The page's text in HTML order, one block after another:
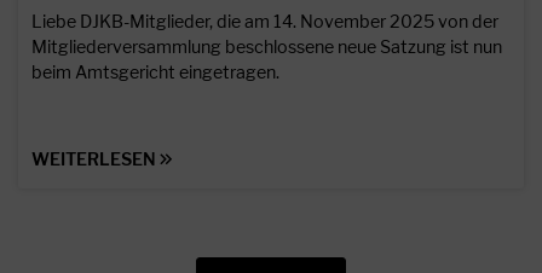
Liebe DJKB-Mitglieder, die am 14. November 2025 von der
Mitgliederversammlung beschlossene neue Satzung ist nun
beim Amtsgericht eingetragen.
WEITERLESEN